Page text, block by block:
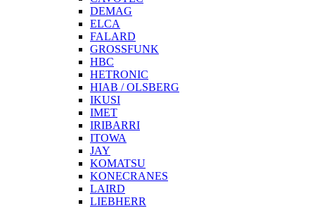
DEMAG
ELCA
FALARD
GROSSFUNK
HBC
HETRONIC
HIAB / OLSBERG
IKUSI
IMET
IRIBARRI
ITOWA
JAY
KOMATSU
KONECRANES
LAIRD
LIEBHERR